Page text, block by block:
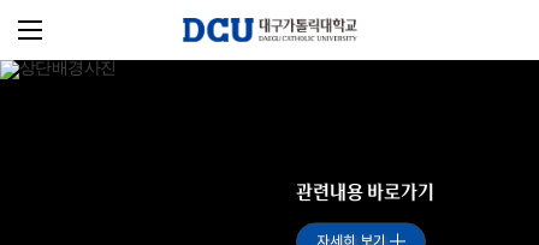
관련내용 바로가기